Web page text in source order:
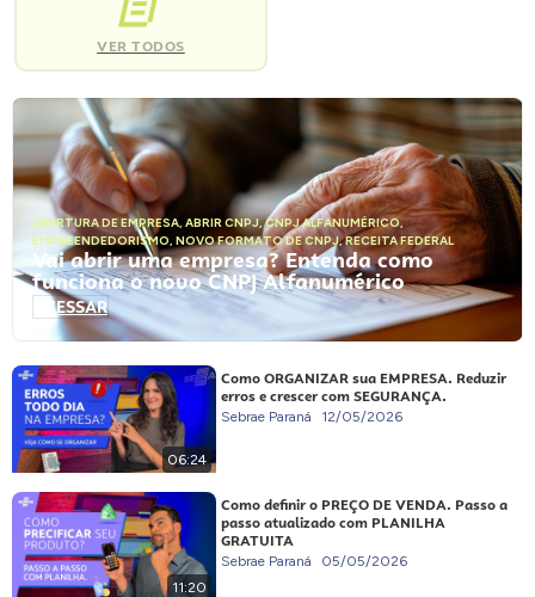
VER TODOS
ABERTURA DE EMPRESA, ABRIR CNPJ,CNPJ ALFANUMÉRICO,
EMPREENDEDORISMO, NOVO FORMATO DE CNPJ,RECEITA FEDERAL
Vai abrir uma empresa? Entenda como
funciona o novo CNPJ Alfanumérico
ACESSAR
06:24
Como ORGANIZAR sua EMPRESA. Reduzir
erros e crescer com SEGURANÇA.
Sebrae Paraná 12/05/2026
11:20
Como definir o PREÇO DE VENDA. Passo a
passo atualizado com PLANILHA
GRATUITA
Sebrae Paraná 05/05/2026